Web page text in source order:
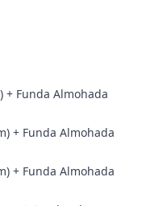
+ Funda Almohada
+ Funda Almohada
+ Funda Almohada